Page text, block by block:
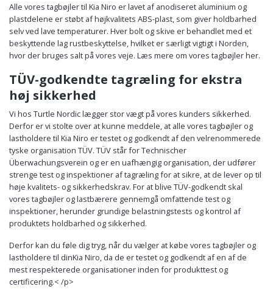
Alle vores tagbøjler til Kia Niro er lavet af anodiseret aluminium og
plastdelene er støbt af højkvalitets ABS-plast, som giver holdbarhed
selv ved lave temperaturer. Hver bolt og skive er behandlet med et
beskyttende lag rustbeskyttelse, hvilket er særligt vigtigt i Norden,
hvor der bruges salt på vores veje. Læs mere om vores tagbøjler her.
TÜV-godkendte tagræling for ekstra
høj sikkerhed
Vi hos Turtle Nordic lægger stor vægt på vores kunders sikkerhed.
Derfor er vi stolte over at kunne meddele, at alle vores tagbøjler og
lastholdere til Kia Niro er testet og godkendt af den velrenommerede
tyske organisation TÜV. TÜV står for Technischer
Überwachungsverein og er en uafhængig organisation, der udfører
strenge test og inspektioner af tagræling for at sikre, at de lever op til
høje kvalitets- og sikkerhedskrav. For at blive TÜV-godkendt skal
vores tagbøjler og lastbærere gennemgå omfattende test og
inspektioner, herunder grundige belastningstests og kontrol af
produktets holdbarhed og sikkerhed.
Derfor kan du føle dig tryg, når du vælger at købe vores tagbøjler og
lastholdere til dinKia Niro, da de er testet og godkendt af en af de
mest respekterede organisationer inden for produkttest og
certificering.< /p>